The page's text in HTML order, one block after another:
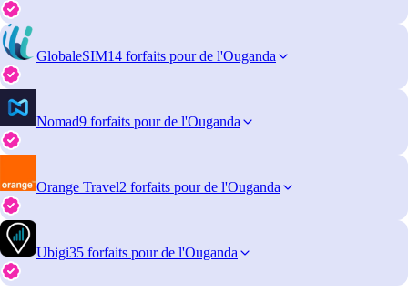
GlobaleSIM14 forfaits pour de l'Ouganda
Nomad9 forfaits pour de l'Ouganda
Orange Travel2 forfaits pour de l'Ouganda
Ubigi35 forfaits pour de l'Ouganda